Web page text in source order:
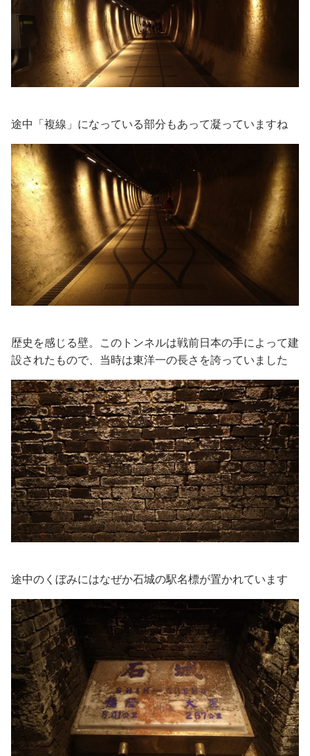
途中「複線」になっている部分もあって凝っていますね
歴史を感じる壁。このトンネルは戦前日本の手によって建
設されたもので、当時は東洋一の長さを誇っていました
途中のくぼみにはなぜか石城の駅名標が置かれています